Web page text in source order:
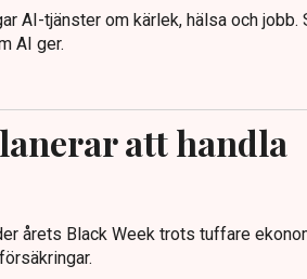
AI-tjänster om kärlek, hälsa och jobb.
AI ger.
att handla
årets Black Week trots tuffare